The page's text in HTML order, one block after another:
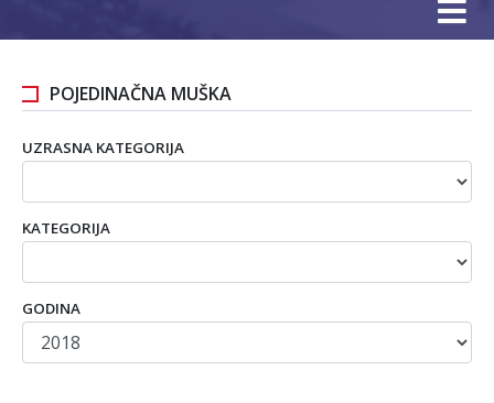
POJEDINAČNA MUŠKA
UZRASNA KATEGORIJA
KATEGORIJA
GODINA